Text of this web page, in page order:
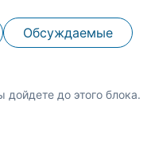
Обсуждаемые
дойдете до этого блока.